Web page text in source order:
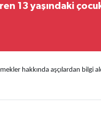
13 yaşındaki
hakkında aşçılardan bilgi